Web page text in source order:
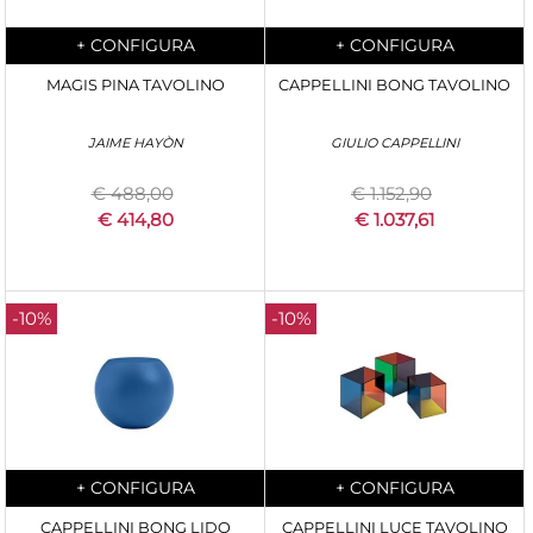
Quantità
+ CONFIGURA
MAGIS PINA TAVOLINO
JAIME HAYÒN
€ 488,00
€ 414,80
Quantità
+ CONFIGURA
CAPPELLINI BONG TAVOLINO
GIULIO CAPPELLINI
€ 1.152,90
€ 1.037,61
-10%
Quantità
+ CONFIGURA
CAPPELLINI BONG LIDO
-10%
Quantità
+ CONFIGURA
CAPPELLINI LUCE TAVOLINO